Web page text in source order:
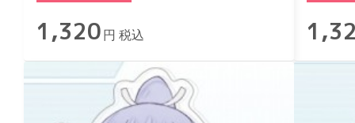
1,320 円 税込